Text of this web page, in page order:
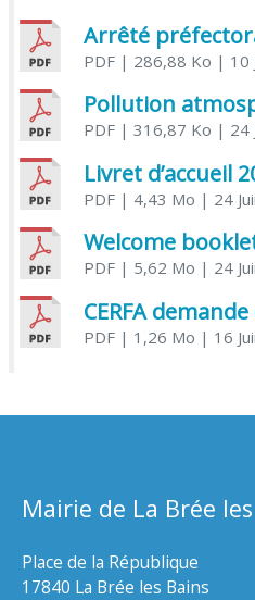
PDF| 286,88 Ko | 10
Pollution
PDF| 316,87 Ko | 24
Livret d’accueil
PDF| 4,43 Mo | 24
Welcome
PDF| 5,62 Mo | 24
PDF| 1,26 Mo | 16
Mairie de La Brée
Place de la République
17840 La Brée les Bains